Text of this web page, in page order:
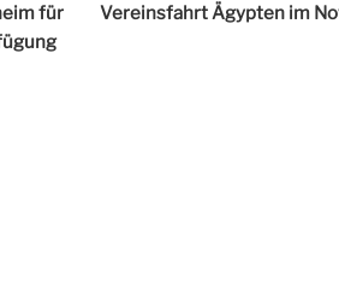
für
Vereinsfahrt Ägypten im